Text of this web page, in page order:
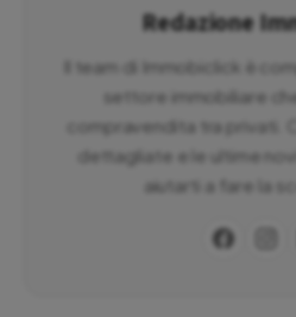
Redazione
Il team di Immobiclick è
settore immobiliare
compravendita tra privati.
dettagliate e le ultime
aiutarti a fare la